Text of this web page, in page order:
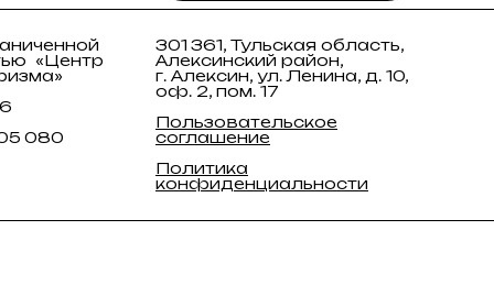
«Центр
080
301 361, Тульская область,
Алексинский район,
г. Алексин, ул. Ленина, д. 10,
оф. 2, пом. 17
Пользовательское
соглашение
Политика
конфиденциальности